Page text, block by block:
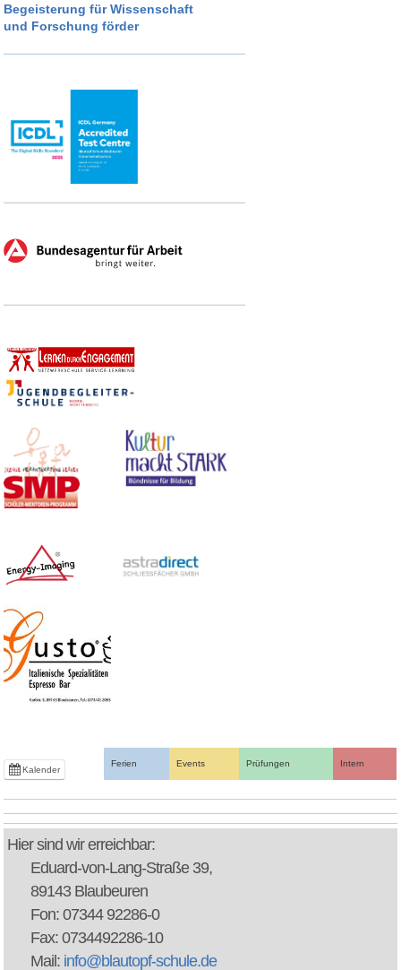
Begeisterung für Wissenschaft
und Forschung förder
Kalender
Ferien Events Prüfungen Intern
Hier sind wir erreichbar:
Eduard-von-Lang-Straße 39,
89143 Blaubeuren
Fon: 07344 92286-0
Fax: 0734492286-10
Mail: info@blautopf-schule.de